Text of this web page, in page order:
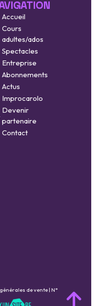
Accueil
Cours
adultes/ados
Spectacles
Entreprise
Abonnements
Actus
Improcarolo
Devenir
partenaire
Contact
de vente | N°